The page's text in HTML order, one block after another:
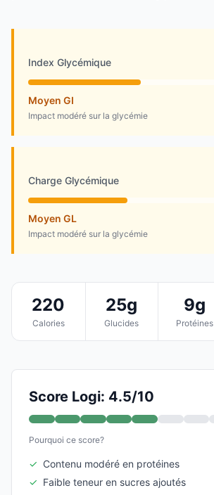
Index Glycémique
Moyen GI
Impact modéré sur la glycémie
Charge Glycémique
Moyen GL
Impact modéré sur la glycémie
220
Calories
25g
Glucides
9g
Protéines
Score Logi: 4.5/10
Pourquoi ce score?
✓ Contenu modéré en protéines
✓ Faible teneur en sucres ajoutés